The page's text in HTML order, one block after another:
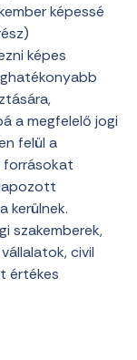
képessé
képes
a megfelelő jogi
felül a
kerülnek.
szakemberek,
civil
értékes